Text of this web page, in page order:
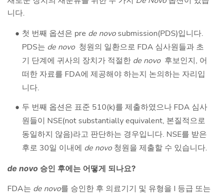
니다.
첫 번째 옵션은 pre de novosubmission(PDS)입니다.
PDS는 de novo청원의 일환으로 FDA 심사원들과 초
기 단계에 귀사의 장치가 적절한 de novo후보인지, 어
떠한 자료를 FDA에 제공해야 하는지 논의하는 자리입
니다.
두 번째 옵션은 표준 510(k)를 제출하였으나 FDA 심사
원들이 NSE(not substantially equivalent, 본질적으로
동일하지 않음)라고 판단하는 경우입니다. NSE를 받은
후로 30일 이내에 de novo청원을 제출할 수 있습니다.
de novo 승인 후에는 어떻게 되나요?
FDA는 de novo를 승인한 후 의료기기 및 유형을 I 등급 또는